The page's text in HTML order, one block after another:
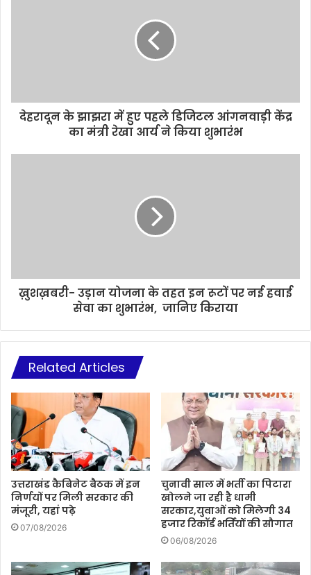
देहरादून के झाझरा में हुए पहले डिजिटल आंगनवाड़ी केंद्र
का मंत्री रेखा आर्य ने किया शुभारंभ
ख़ुशख़बरी- उड़ान योजना के तहत इन रूटों पर नई हवाई
सेवा का शुभारंभ, जानिए किराया
Related Articles
उत्तराखंड कैबिनेट बैठक में इन
निर्णयों पर मिली सरकार की
मंजूरी, यहां पढ़े
07/08/2026
चुनावी साल में भर्ती का पिटारा
खोलने जा रही है धामी
सरकार,युवाओं को मिलेगी 34
हजार रिकॉर्ड भर्तियों की सौगात
06/08/2026